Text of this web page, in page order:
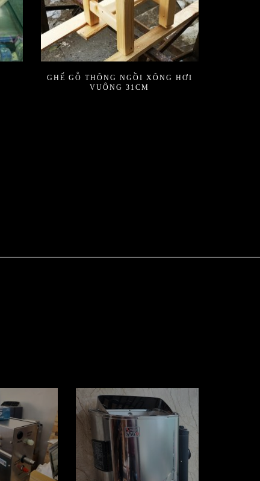
GHẾ GỖ THÔNG NGỒI XÔNG HƠI
VUÔNG 31CM